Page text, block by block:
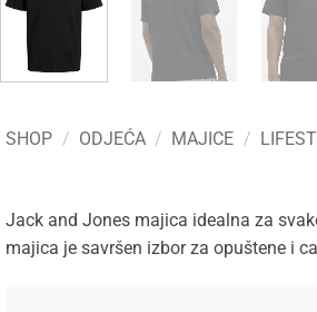
SHOP / ODJEĆA / MAJICE /
Jack and Jones majica idealna za
majica je savršen izbor za opuštene i